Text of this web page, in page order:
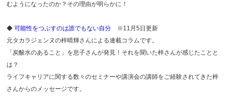
むようになったのか？その理由が明らかに！
◆可能性をつぶすのは誰でもない自分 ※11月5日更新
元タカラジェンヌの梓晴輝さんによる連載コラムです。
「炭酸水のあること」を息子さんが発見！それを聞いた梓さんが感じたことと
は？
ライフキャリアに関する数々のセミナーや講演会の講師をご経験されてきた梓
さんからのメッセージです。